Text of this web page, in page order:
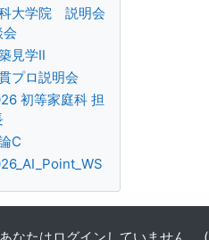
大学院 説明会
会
見学Ⅱ
プロ説明会
初等家庭科 担
C